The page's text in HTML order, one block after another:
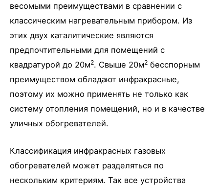
весомыми преимуществами в сравнении с
классическим нагревательным прибором. Из
этих двух каталитические являются
предпочтительными для помещений с
квадратурой до 20м2. Свыше 20м2 бесспорным
преимуществом обладают инфракрасные,
поэтому их можно применять не только как
систему отопления помещений, но и в качестве
уличных обогревателей.
Классификация инфракрасных газовых
обогревателей может разделяться по
нескольким критериям. Так все устройства